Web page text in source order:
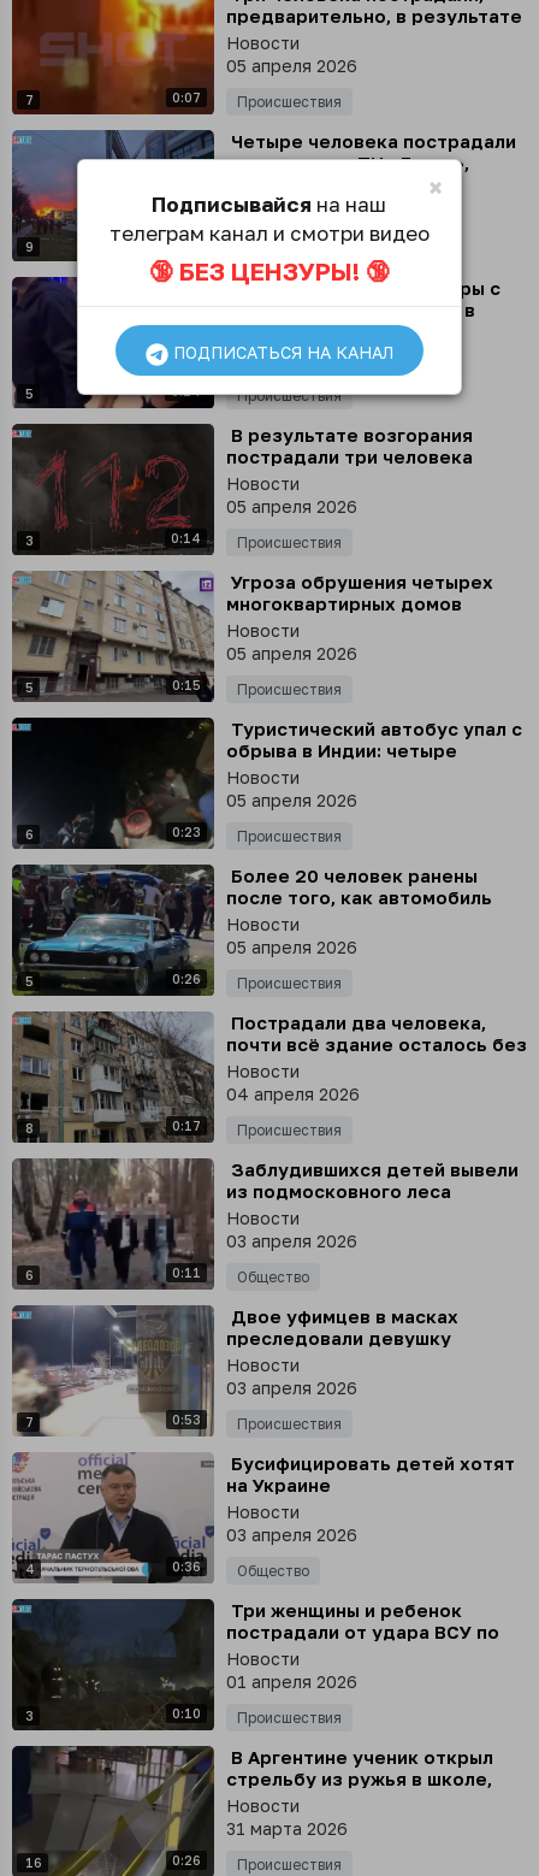
7 0:07
предварительно, в результате
атаки украинского дрона по
многоэтажке в Новороссийске
Новости
05 апреля 2026
Происшествия
9 0:40
⁣ Четыре человека пострадали
при пожаре в ТЦ «Гиант»,
среди них двое пожарных
05 апреля 2026
5 0:24
⁣ Крики и плач детей: кадры с
эвакуацией тех, кто был в
игровой комнате на момент
начала пожара в
калининградском ТЦ
05 апреля 2026
Происшествия
3 0:14
⁣ В результате возгорания
пострадали три человека
Новости
05 апреля 2026
Происшествия
5 0:15
⁣ Угроза обрушения четырех
многоквартирных домов
сохраняется в Махачкале, из
зданий эвакуировано около
300 человек
Новости
05 апреля 2026
Происшествия
6 0:23
⁣ Туристический автобус упал с
обрыва в Индии: четыре
человека погибли, 18
пострадали, - ANI
Новости
05 апреля 2026
Происшествия
5 0:26
⁣ Более 20 человек ранены
после того, как автомобиль
протаранил праздничный
парад в США
Новости
05 апреля 2026
Происшествия
8 0:17
⁣ Пострадали два человека,
почти всё здание осталось без
окон, покорёжены балконы
Новости
04 апреля 2026
Происшествия
6 0:11
⁣ Заблудившихся детей вывели
из подмосковного леса
спасатели
Новости
03 апреля 2026
Общество
7 0:53
⁣ Двое уфимцев в масках
преследовали девушку
Новости
03 апреля 2026
Происшествия
4 0:36
⁣ Бусифицировать детей хотят
на Украине
Новости
03 апреля 2026
Общество
3 0:10
⁣ Три женщины и ребенок
пострадали от удара ВСУ по
двухэтажке в Васильевке
Новости
01 апреля 2026
Происшествия
16 0:26
⁣ В Аргентине ученик открыл
стрельбу из ружья в школе,
погиб один подросток, двое
госпитализированы, -
телеканал TN
Новости
31 марта 2026
Происшествия
×
Подписывайся на наш
телеграм канал и смотри видео
🔞 БЕЗ ЦЕНЗУРЫ! 🔞
ПОДПИСАТЬСЯ НА КАНАЛ